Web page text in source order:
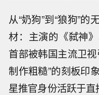
从“奶狗”到“狼狗”
材：主演的《弑神
首部被韩国主流卫
制作粗糙”的刻板印
星推官身份活跃于直